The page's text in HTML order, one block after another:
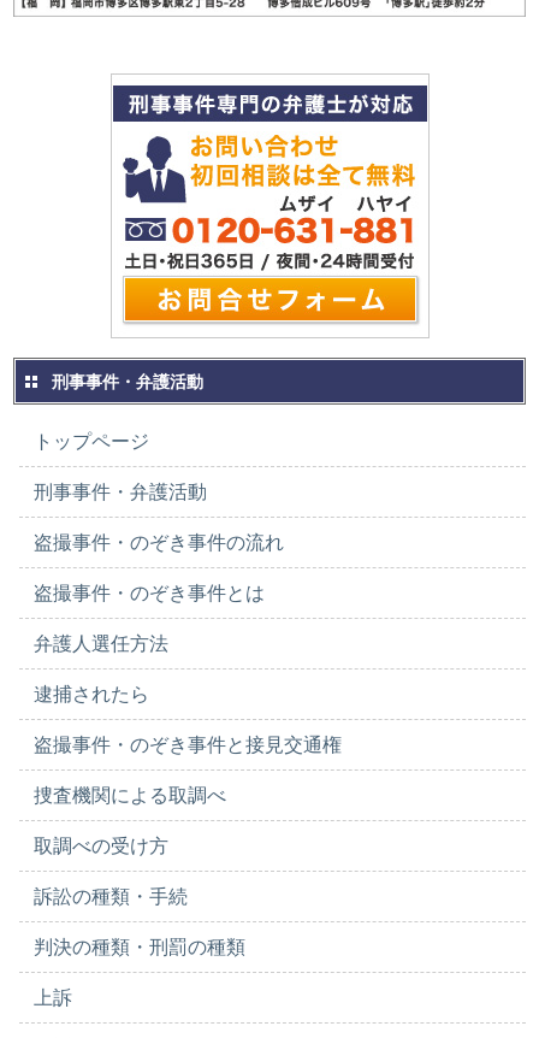
刑事事件・弁護活動
トップページ
刑事事件・弁護活動
盗撮事件・のぞき事件の流れ
盗撮事件・のぞき事件とは
弁護人選任方法
逮捕されたら
盗撮事件・のぞき事件と接見交通権
捜査機関による取調べ
取調べの受け方
訴訟の種類・手続
判決の種類・刑罰の種類
上訴